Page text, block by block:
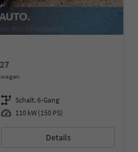
Getriebe Schalt. 6-Gang
Leistung 110 kW (150 PS)
Details